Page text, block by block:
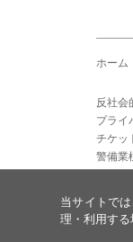
ホーム
反社会
プライ
チケッ
警備業
当サイトで
理・利用す